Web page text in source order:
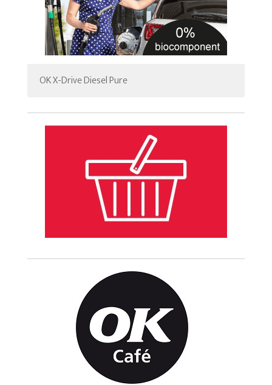
OK X-Drive Diesel Pure